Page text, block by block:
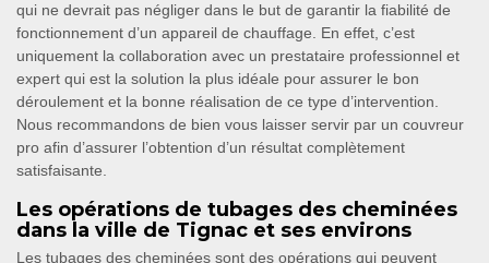
qui ne devrait pas négliger dans le but de garantir la fiabilité de
fonctionnement d’un appareil de chauffage. En effet, c’est
uniquement la collaboration avec un prestataire professionnel et
expert qui est la solution la plus idéale pour assurer le bon
déroulement et la bonne réalisation de ce type d’intervention.
Nous recommandons de bien vous laisser servir par un couvreur
pro afin d’assurer l’obtention d’un résultat complètement
satisfaisante.
Les opérations de tubages des cheminées
dans la ville de Tignac et ses environs
Les tubages des cheminées sont des opérations qui peuvent